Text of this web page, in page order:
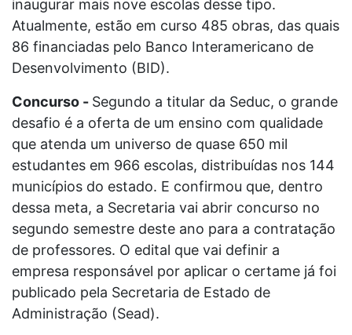
inaugurar mais nove escolas desse tipo.
Atualmente, estão em curso 485 obras, das quais
86 financiadas pelo Banco Interamericano de
Desenvolvimento (BID).
Concurso - Segundo a titular da Seduc, o grande
desafio é a oferta de um ensino com qualidade
que atenda um universo de quase 650 mil
estudantes em 966 escolas, distribuídas nos 144
municípios do estado. E confirmou que, dentro
dessa meta, a Secretaria vai abrir concurso no
segundo semestre deste ano para a contratação
de professores. O edital que vai definir a
empresa responsável por aplicar o certame já foi
publicado pela Secretaria de Estado de
Administração (Sead).